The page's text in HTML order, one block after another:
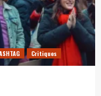
Critiques